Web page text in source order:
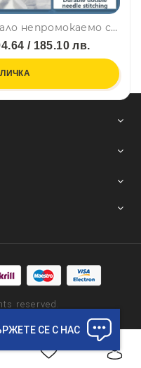
Висококачествено Покривало непромокаемо с алуминиево покритие против градушка за автомобил, Джип, SUV размер XL – 490 см
/ 185.10 лв.
reserved.
СЕ С НАС